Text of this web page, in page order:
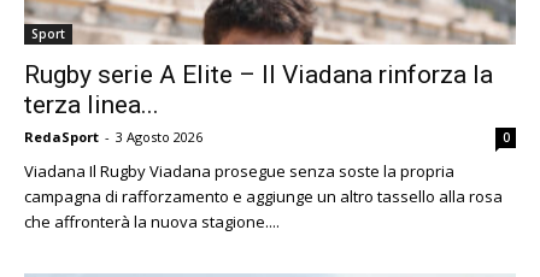
Sport
Rugby serie A Elite – Il Viadana rinforza la
terza linea...
RedaSport - 3 Agosto 2026 0
Viadana Il Rugby Viadana prosegue senza soste la propria
campagna di rafforzamento e aggiunge un altro tassello alla rosa
che affronterà la nuova stagione....